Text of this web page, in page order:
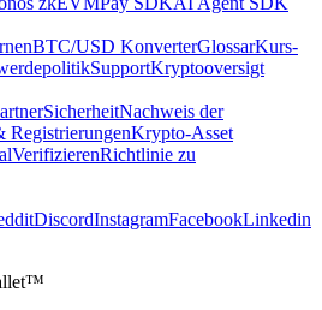
BTC/USD KonverterGlossarKurs-
SupportKryptooversigt
SicherheitNachweis der
RegistrierungenKrypto-Asset
VerifizierenRichtlinie zu
DiscordInstagramFacebookLinkedin